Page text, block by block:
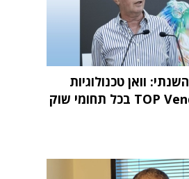
מחקר STKI השנתי: וואן טכנולוגיות
דורגה כ-TOP Vendor בכל תחומי שוק